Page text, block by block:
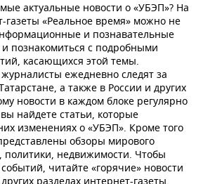
актуальные новости о «УБЭП»? На
газеты «Реальное время» можно не
и познавательные
познакомиться с подробными
касающихся этой темы.
ежедневно следят за
а также в России и других
новости в каждом блоке регулярно
найдете статьи, которые
изменениях о «УБЭП». Кроме того
обзоры мирового
политики, недвижимости. Чтобы
читайте «горячие» новости
разделах интернет-газеты.